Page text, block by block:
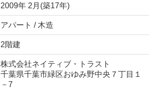
2009年 2月(築17年)
アパート / 木造
2階建
株式会社ネイティブ・トラスト
千葉県千葉市緑区おゆみ野中央７丁目１
－7